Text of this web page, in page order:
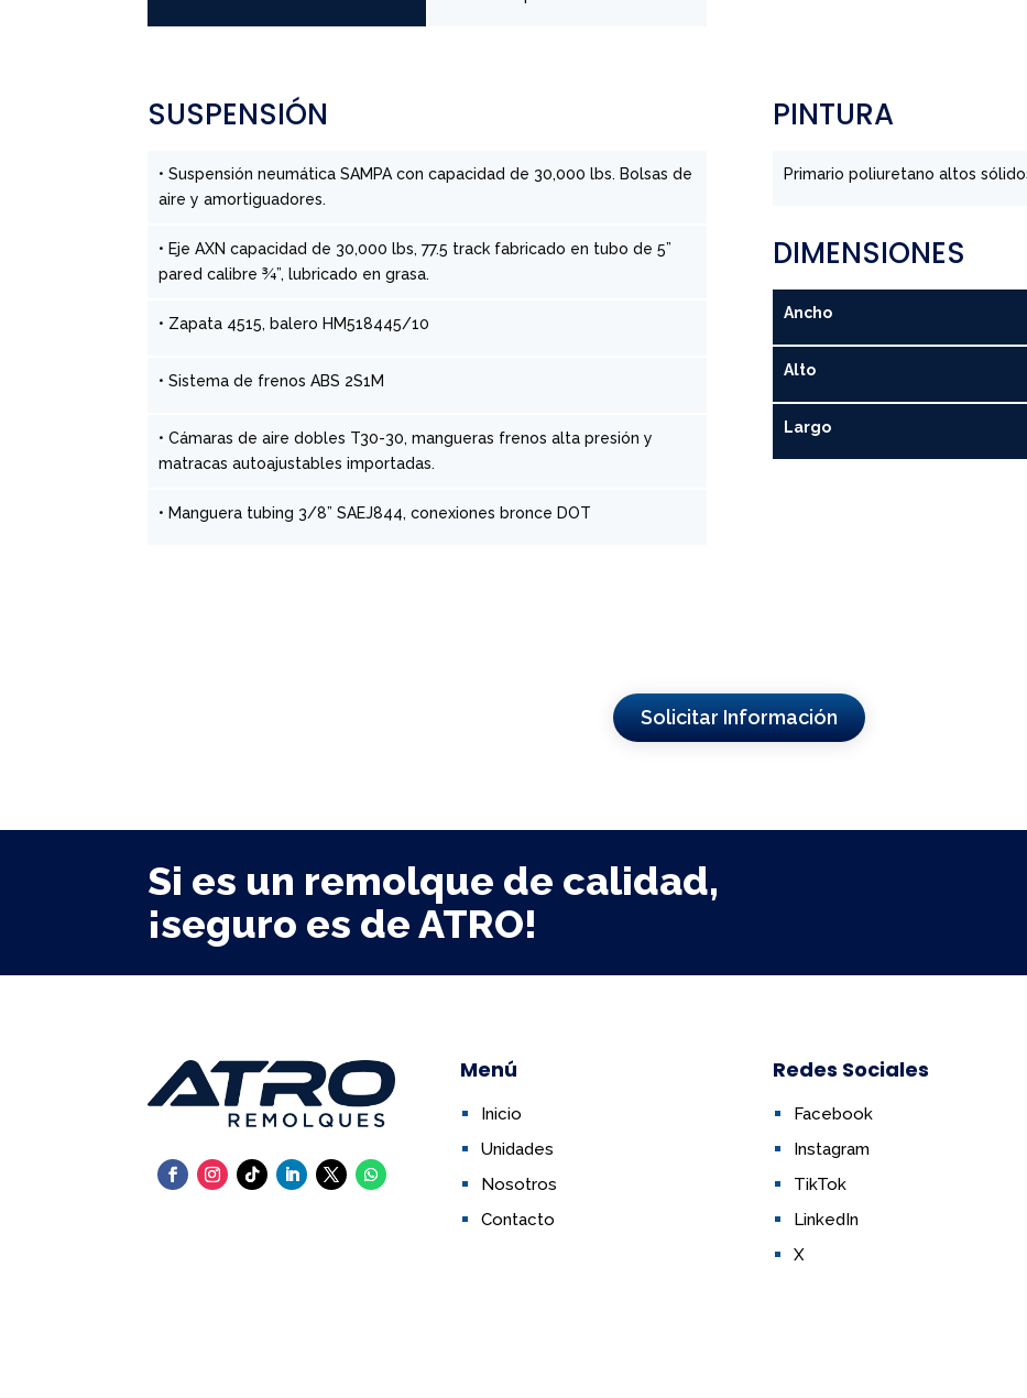
SUSPENSIÓN
• Suspensión neumática SAMPA con capacidad de 30,000 lbs. Bolsas de
aire y amortiguadores.
• Eje AXN capacidad de 30,000 lbs, 77.5 track fabricado en tubo de 5”
pared calibre ¾”, lubricado en grasa.
• Zapata 4515, balero HM518445/10
• Sistema de frenos ABS 2S1M
• Cámaras de aire dobles T30-30, mangueras frenos alta presión y
matracas autoajustables importadas.
• Manguera tubing 3/8” SAEJ844, conexiones bronce DOT
PINTURA
Primario poliuretano altos
DIMENSIONES
Ancho
Alto
Largo
Solicitar Información
Si es un remolque de calidad,
¡seguro es de ATRO!
Menú
Inicio
Unidades
Nosotros
Contacto
Redes Sociales
Facebook
Instagram
TikTok
LinkedIn
X